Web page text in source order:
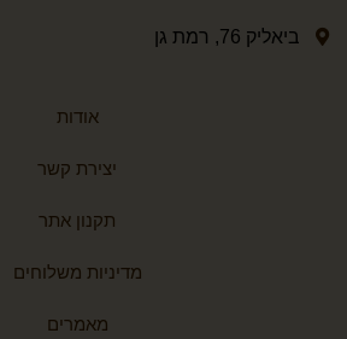
ביאליק 76, רמת גן
אודות
יצירת קשר
תקנון אתר
מדיניות משלוחים
מאמרים